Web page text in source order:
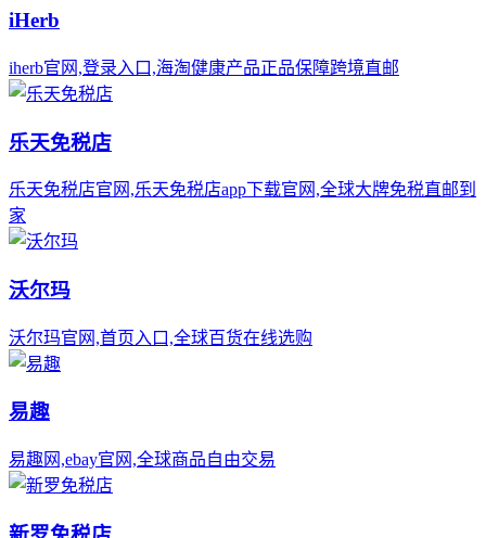
iHerb
iherb官网,登录入口,海淘健康产品正品保障跨境直邮
乐天免税店
乐天免税店官网,乐天免税店app下载官网,全球大牌免税直邮到
家
沃尔玛
沃尔玛官网,首页入口,全球百货在线选购
易趣
易趣网,ebay官网,全球商品自由交易